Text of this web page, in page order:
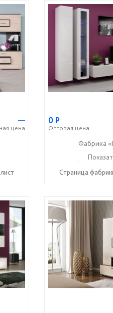
—
цена
003-77
0Р
Оптовая цена
Фабрика
+7 (927) 38-059-
Страница